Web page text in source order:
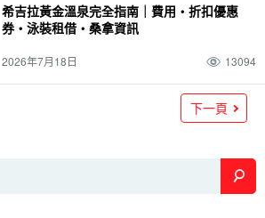
希吉拉黃金溫泉完全指南｜費用・折扣優惠
券・泳裝租借・桑拿資訊
2026年7月18日 13094
下一頁